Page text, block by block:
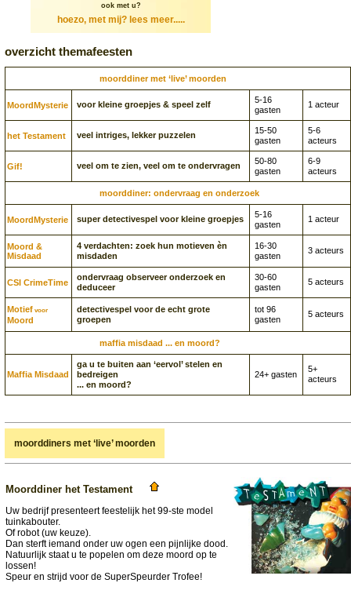
ook met u?
hoezo, met mij? lees meer.....
overzicht themafeesten
moorddiner met ‘live’ moorden
Moord­Mysterie voor kleine groepjes & speel zelf
5-16
gasten
1 acteur
het Testament veel intriges, lekker puzzelen
15-50
gasten
5-6
acteurs
Gif! veel om te zien, veel om te ondervragen
50-80
gasten
6-9
acteurs
moorddiner: ondervraag en onderzoek
Moord­Mysterie super detectivespel voor kleine groepjes
5-16
gasten
1 acteur
Moord &
Misdaad
4 verdachten: zoek hun motieven èn
misdaden
16-30
gasten
3 acteurs
CSI CrimeTime
ondervraag observeer onderzoek en
deduceer
30-60
gasten
5 acteurs
Motief voor
Moord
detectivespel voor de echt grote
groepen
tot 96
gasten
5 acteurs
maffia misdaad ... en moord?
Maffia Misdaad
ga u te buiten aan ‘eervol’ stelen en
bedreigen
... en moord?
24+ gasten
5+
acteurs
moorddiners met ‘live’ moorden
Moorddiner het Testament
Uw bedrijf presenteert feestelijk het 99-ste model
tuinkabouter.
Of robot (uw keuze).
Dan sterft iemand onder uw ogen een pijnlijke dood.
Natuurlijk staat u te popelen om deze moord op te
lossen!
Speur en strijd voor de SuperSpeurder Trofee!